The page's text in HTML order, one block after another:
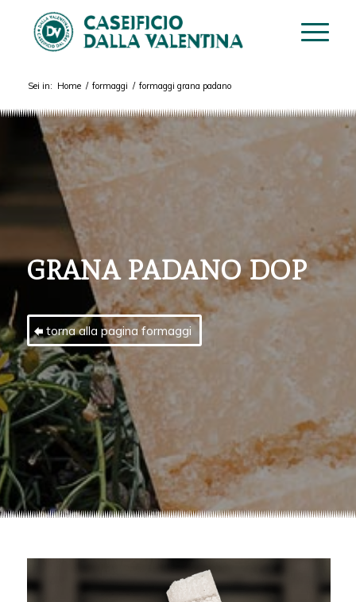
Sei in: Home / formaggi / formaggi grana padano
GRANA PADANO DOP
torna alla pagina formaggi